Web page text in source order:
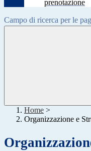
prenotazione
Campo di ricerca per le
Home >
Organizzazione e